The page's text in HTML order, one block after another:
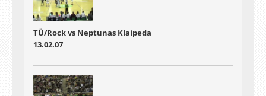
TÜ/Rock vs Neptunas Klaipeda
13.02.07